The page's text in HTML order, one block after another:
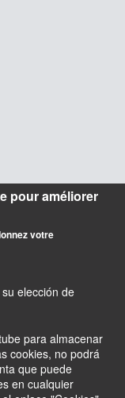
pour améliorer
votre
elección de
para almacenar
cookies, no podrá
que puede
en cualquier